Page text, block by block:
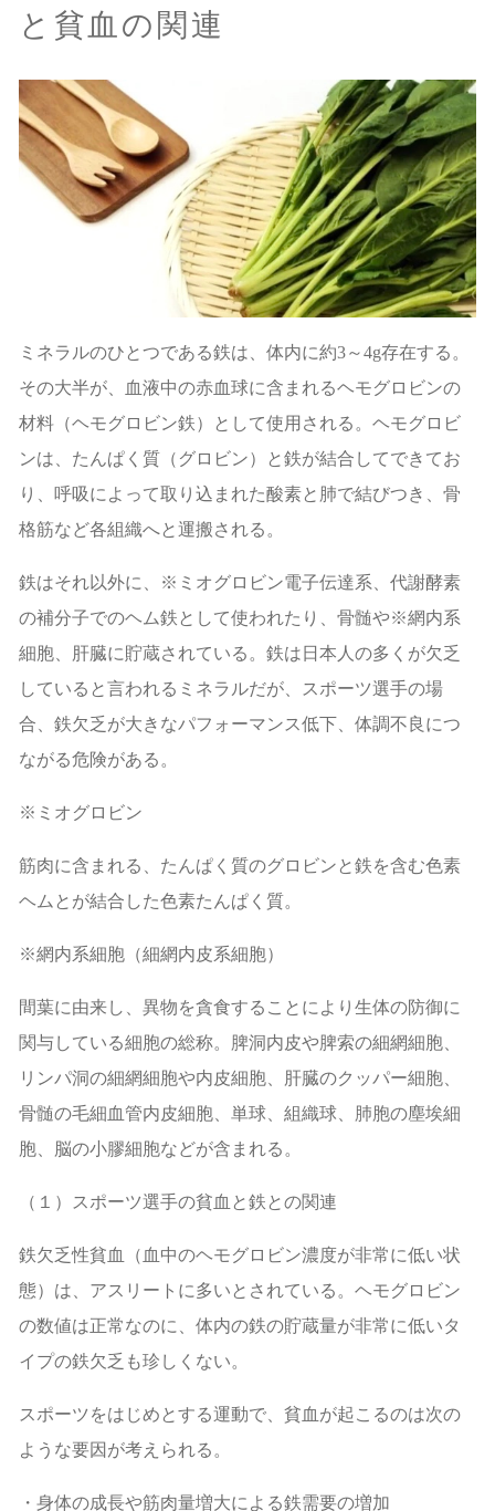
と貧血の関連
ミネラルのひとつである鉄は、体内に約3～4g存在する。
その大半が、血液中の赤血球に含まれるヘモグロビンの
材料（ヘモグロビン鉄）として使用される。ヘモグロビ
ンは、たんぱく質（グロビン）と鉄が結合してできてお
り、呼吸によって取り込まれた酸素と肺で結びつき、骨
格筋など各組織へと運搬される。
鉄はそれ以外に、※ミオグロビン電子伝達系、代謝酵素
の補分子でのヘム鉄として使われたり、骨髄や※網内系
細胞、肝臓に貯蔵されている。鉄は日本人の多くが欠乏
していると言われるミネラルだが、スポーツ選手の場
合、鉄欠乏が大きなパフォーマンス低下、体調不良につ
ながる危険がある。
※ミオグロビン
筋肉に含まれる、たんぱく質のグロビンと鉄を含む色素
ヘムとが結合した色素たんぱく質。
※網内系細胞（細網内皮系細胞）
間葉に由来し、異物を貪食することにより生体の防御に
関与している細胞の総称。脾洞内皮や脾索の細網細胞、
リンパ洞の細網細胞や内皮細胞、肝臓のクッパー細胞、
骨髄の毛細血管内皮細胞、単球、組織球、肺胞の塵埃細
胞、脳の小膠細胞などが含まれる。
（１）スポーツ選手の貧血と鉄との関連
鉄欠乏性貧血（血中のヘモグロビン濃度が非常に低い状
態）は、アスリートに多いとされている。ヘモグロビン
の数値は正常なのに、体内の鉄の貯蔵量が非常に低いタ
イプの鉄欠乏も珍しくない。
スポーツをはじめとする運動で、貧血が起こるのは次の
ような要因が考えられる。
・身体の成長や筋肉量増大による鉄需要の増加